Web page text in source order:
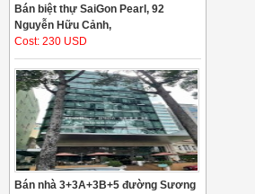
Bán biệt thự SaiGon Pearl, 92
Nguyễn Hữu Cảnh,
Cost: 230 USD
Bán nhà 3+3A+3B+5 đường Sương